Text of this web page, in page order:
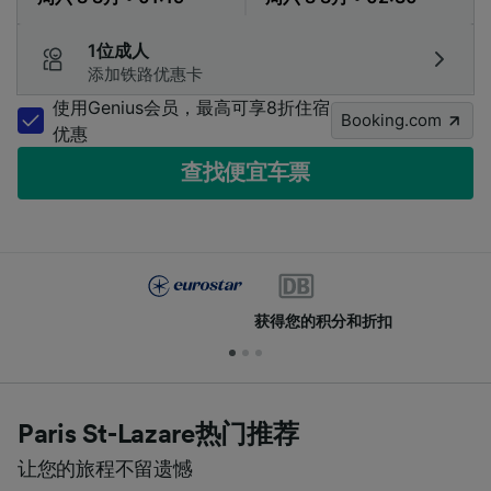
1位成人
添加铁路优惠卡
使用Genius会员，最高可享8折住宿
优惠
Booking.com
查找便宜车票
获得您的积分和折扣
Paris St-Lazare热门推荐
让您的旅程不留遗憾